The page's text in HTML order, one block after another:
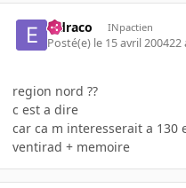
eldraco INpactien
Posté(e) le 15 avril 200422
region nord ??
c est a dire
car ca m interesserait a 130
ventirad + memoire